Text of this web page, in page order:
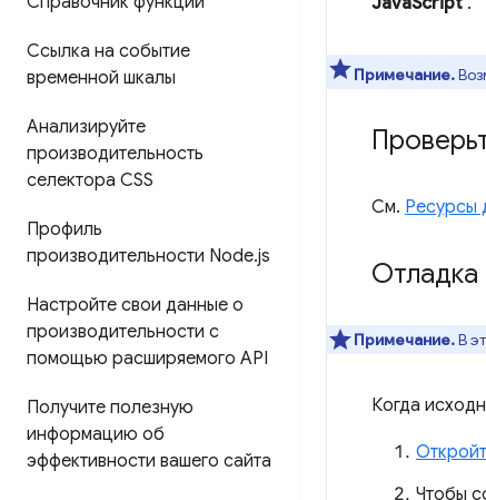
Ссылка на событие
временной шкалы
Анализируйте
производительность
селектора CSS
Профиль
производительности Node.js
Настройте свои данные о
производительности с
помощью расширяемого API
Получите полезную
информацию об
эффективности вашего сайта
Примечание.
См. Ресурсы
Отладка
Примечание.В
Когда
Чтобы